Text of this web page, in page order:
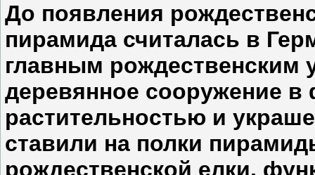
До появления
пирамида считалась в
главным рождественским
деревянное сооружение
растительностью и
ставили на полки
рождественской елки,